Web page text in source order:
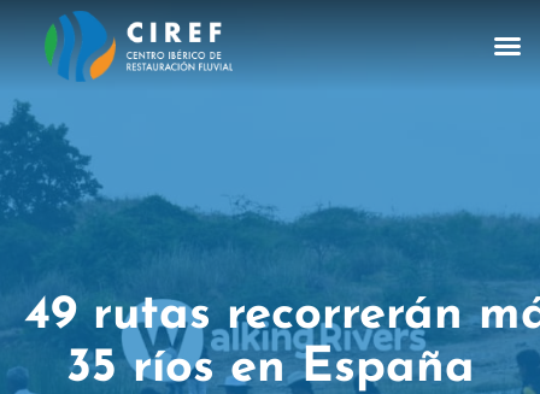
49 rutas recorrerán
35 ríos en España